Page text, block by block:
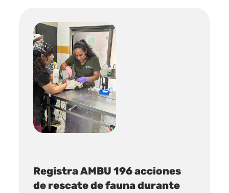
Registra AMBU 196 acciones
de rescate de fauna durante